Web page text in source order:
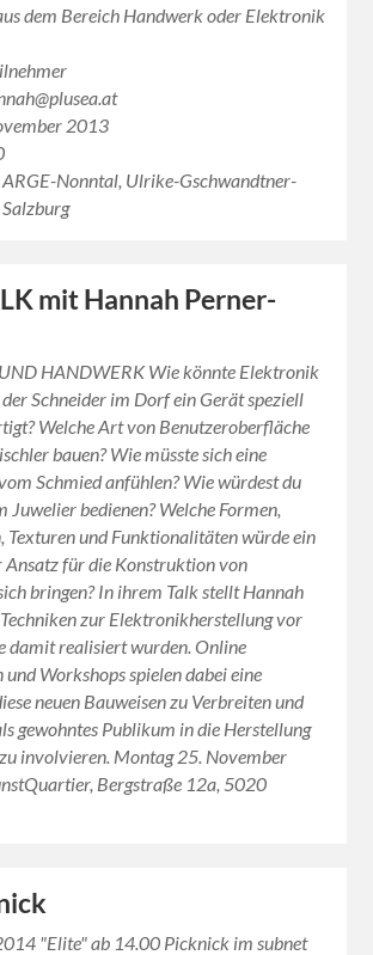
dem Bereich Handwerk oder Elektronik
2013
ARGE-Nonntal, Ulrike-Gschwandtner-
mit Hannah Perner-
HANDWERK Wie könnte Elektronik
der Schneider im Dorf ein Gerät speziell
Welche Art von Benutzeroberfläche
bauen? Wie müsste sich eine
Schmied anfühlen? Wie würdest du
Juwelier bedienen? Welche Formen,
Texturen und Funktionalitäten würde ein
für die Konstruktion von
bringen? In ihrem Talk stellt Hannah
zur Elektronikherstellung vor
damit realisiert wurden. Online
Workshops spielen dabei eine
neuen Bauweisen zu Verbreiten und
gewohntes Publikum in die Herstellung
involvieren. Montag 25. November
Bergstraße 12a, 5020
"Elite" ab 14.00 Picknick im subnet